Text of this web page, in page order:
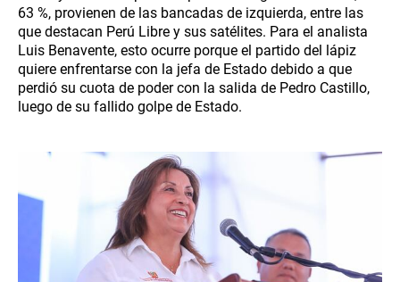
63 %, provienen de las bancadas de izquierda, entre las
que destacan Perú Libre y sus satélites. Para el analista
Luis Benavente, esto ocurre porque el partido del lápiz
quiere enfrentarse con la jefa de Estado debido a que
perdió su cuota de poder con la salida de Pedro Castillo,
luego de su fallido golpe de Estado.